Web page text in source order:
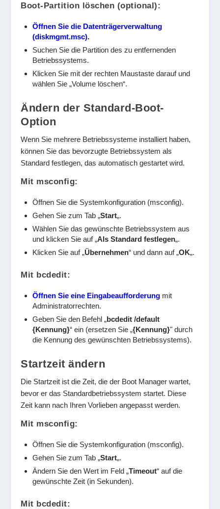
Boot-Partition löschen (optional):
Öffnen Sie die Datenträgerverwaltung
(diskmgmt.msc).
Suchen Sie die Partition des zu entfernenden
Betriebssystems.
Klicken Sie mit der rechten Maustaste darauf und
wählen Sie „Volume löschen“.
Ändern der Standard-Boot-
Option
Wenn Sie mehrere Betriebssysteme installiert haben,
können Sie das bevorzugte Betriebssystem als
Standard festlegen, das automatisch gestartet wird.
Mit msconfig:
Öffnen Sie die Systemkonfiguration (msconfig).
Gehen Sie zum Tab „Start„.
Wählen Sie das gewünschte Betriebssystem aus
und klicken Sie auf „Als Standard festlegen„.
Klicken Sie auf „Übernehmen“ und dann auf „OK„.
Mit bcdedit:
Öffnen Sie eine Eingabeaufforderung mit
Administratorrechten.
Geben Sie den Befehl „bcdedit /default
{Kennung}“ ein (ersetzen Sie „{Kennung}" durch
die Kennung des gewünschten Betriebssystems).
Startzeit ändern
Die Startzeit ist die Zeit, die der Boot Manager wartet,
bevor er das Standardbetriebssystem startet. Diese
Zeit kann nach Ihren Vorlieben angepasst werden.
Mit msconfig:
Öffnen Sie die Systemkonfiguration (msconfig).
Gehen Sie zum Tab „Start„.
Ändern Sie den Wert im Feld „Timeout“ auf die
gewünschte Zeit (in Sekunden).
Mit bcdedit: